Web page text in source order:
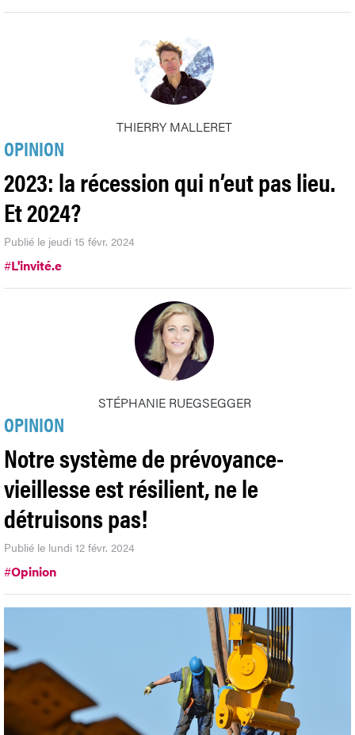
THIERRY MALLERET
OPINION
2023: la récession qui n’eut pas lieu.
Et 2024?
Publié le jeudi 15 févr. 2024
#L'invité.e
STÉPHANIE RUEGSEGGER
OPINION
Notre système de prévoyance-
vieillesse est résilient, ne le
détruisons pas!
Publié le lundi 12 févr. 2024
#Opinion